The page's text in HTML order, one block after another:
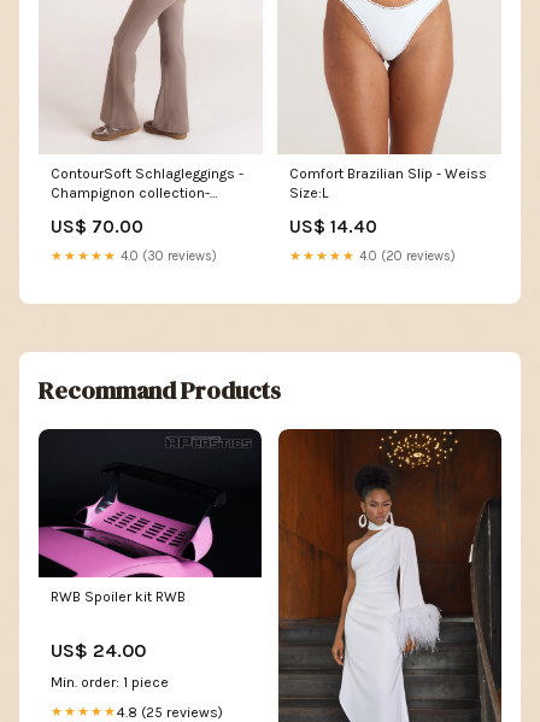
ContourSoft Schlagleggings -
Champignon collection-
US$ 70.00
★★★★★ 4.0 (30 reviews)
Comfort Brazilian Slip - Weiss
Size:L
US$ 14.40
★★★★★ 4.0 (20 reviews)
Recommand Products
RWB Spoiler kit RWB
US$ 24.00
Min. order: 1 piece
★★★★★4.8 (25 reviews)